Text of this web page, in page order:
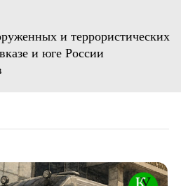
и террористических
и юге России